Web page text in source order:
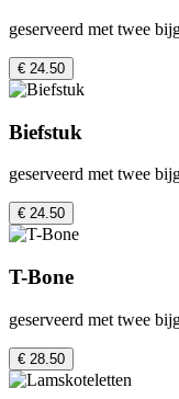
geserveerd met twee
€ 24.50
Biefstuk
geserveerd met twee
€ 24.50
T-Bone
geserveerd met twee
€ 28.50